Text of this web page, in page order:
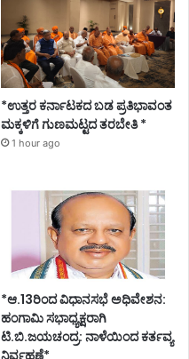
*ಉತ್ತರ ಕರ್ನಾಟಕದ ಬಡ ಪ್ರತಿಭಾವಂತ
ಮಕ್ಕಳಿಗೆ ಗುಣಮಟ್ಟದ ತರಬೇತಿ *
1 hour ago
*ಆ.13ರಿಂದ ವಿಧಾನಸಭೆ ಅಧಿವೇಶನ:
ಹಂಗಾಮಿ ಸಭಾಧ್ಯಕ್ಷರಾಗಿ
ಟಿ.ಬಿ.ಜಯಚಂದ್ರ: ನಾಳೆಯಿಂದ ಕರ್ತವ್ಯ
ನಿರ್ವಹಣೆ*